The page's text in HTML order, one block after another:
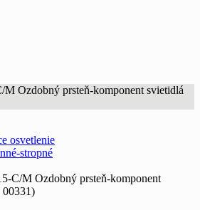
osvetlenie
stropné
C/M Ozdobný prsteň-komponent
00331)